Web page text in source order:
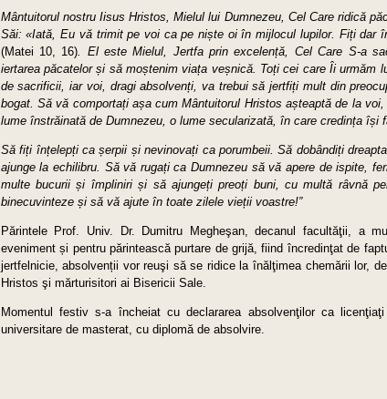
Mântuitorul nostru Iisus Hristos, Mielul lui Dumnezeu, Cel Care ridică
Săi: «Iată, Eu vă trimit pe voi ca pe niște oi în mijlocul lupilor. Fiți dar
(Matei 10, 16). El este Mielul, Jertfa prin excelență, Cel Care S-a
iertarea păcatelor și să moștenim viața veșnică. Toți cei care Îi urmăm
de sacrificii, iar voi, dragi absolvenți, va trebui să jertfiți mult din
bogat. Să vă comportați așa cum Mântuitorul Hristos așteaptă de la
lume înstrăinată de Dumnezeu, o lume secularizată, în care credința își
Să fiți înțelepți ca șerpii și nevinovați ca porumbeii. Să dobândiți
ajunge la echilibru. Să vă rugați ca Dumnezeu să vă apere de ispite,
multe bucurii și împliniri și să ajungeți preoți buni, cu multă râvnă
binecuvinteze și să vă ajute în toate zilele vieții voastre!”
Părintele Prof. Univ. Dr. Dumitru Megheşan, decanul facultăţii, a
eveniment și pentru părintească purtare de grijă, fiind încredinţat de
jertfelnicie, absolvenții vor reuşi să se ridice la înălţimea chemării lor,
Hristos şi mărturisitori ai Bisericii Sale.
Momentul festiv s-a încheiat cu declararea absolvenţilor ca
universitare de masterat, cu diplomă de absolvire.